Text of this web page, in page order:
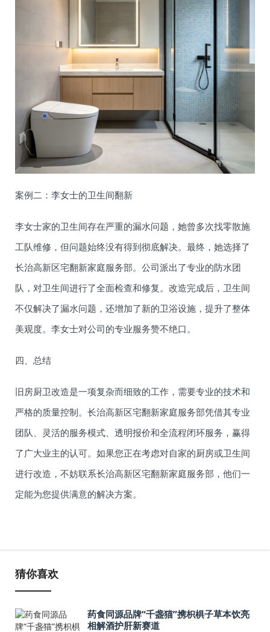
案例二：李女士的卫生间翻新
李女士家的卫生间存在严重的漏水问题，她曾多次找零散施
工队维修，但问题始终没有得到彻底解决。最终，她选择了
长治高新区宅翻新家庭服务部。公司派出了专业的防水团
队，对卫生间进行了全面检查和修复。改造完成后，卫生间
不仅解决了漏水问题，还增加了新的卫浴设施，提升了整体
美观度。李女士对公司的专业服务赞不绝口。
四、总结
旧房厨卫改造是一项复杂而细致的工作，需要专业的技术和
严格的质量控制。长治高新区宅翻新家庭服务部凭借其专业
团队、灵活的服务模式、透明报价和全流程闭环服务，赢得
了广大业主的认可。如果您正在考虑对自家的厨房或卫生间
进行改造，不妨联系长治高新区宅翻新家庭服务部，他们一
定能为您提供满意的解决方案。
猜你喜欢
药食同源品牌“千盏猫”携枳椇子草本饮亮
相解酒护肝新赛道